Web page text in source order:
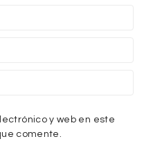
y web en este
comente.